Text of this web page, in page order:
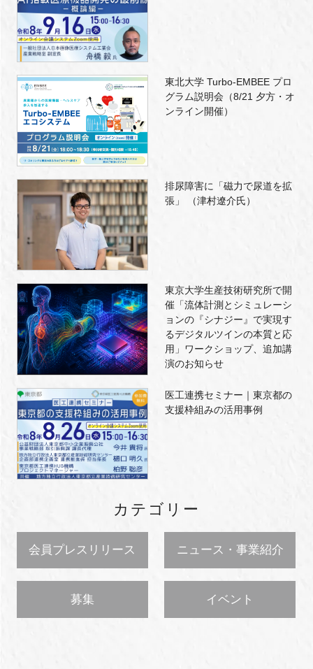
東北大学 Turbo-EMBEE プロ
グラム説明会（8/21 夕方・オ
ンライン開催）
排尿障害に「磁力で尿道を拡
張」 （津村遼介氏）
東京大学生産技術研究所で開
催「流体計測とシミュレーシ
ョンの『シナジー』で実現す
るデジタルツインの本質と応
用」ワークショップ、追加講
演のお知らせ
医工連携セミナー｜東京都の
支援枠組みの活用事例
カテゴリー
会員プレスリリース ニュース・事業紹介
募集 イベント